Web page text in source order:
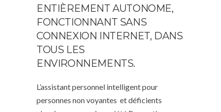
ENTIÈREMENT AUTONOME,
FONCTIONNANT SANS
CONNEXION INTERNET, DANS
TOUS LES
ENVIRONNEMENTS.
L’assistant personnel intelligent pour
personnes non voyantes et déficients